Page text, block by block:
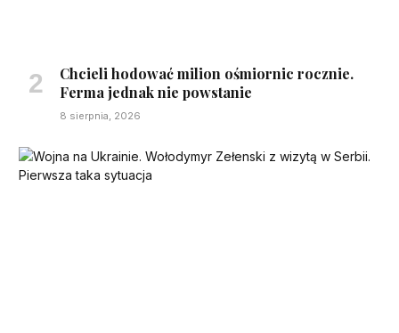
Chcieli hodować milion ośmiornic rocznie.
Ferma jednak nie powstanie
8 sierpnia, 2026